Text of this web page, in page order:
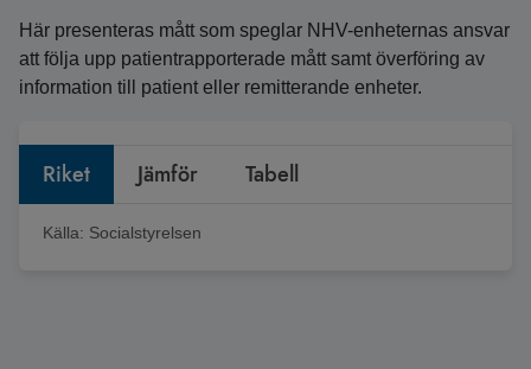
Här presenteras mått som speglar NHV-enheternas ansvar
att följa upp patientrapporterade mått samt överföring av
information till patient eller remitterande enheter.
Riket Jämför Tabell
Källa: Socialstyrelsen